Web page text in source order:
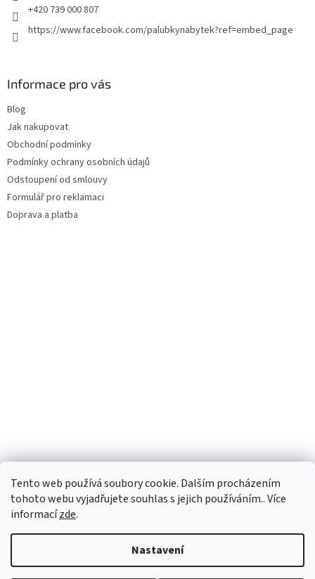
Tento web používá soubory cookie. Dalším procházením
tohoto webu vyjadřujete souhlas s jejich používáním.. Více
informacízde.
Nastavení
+420 739 000 807
https://www.facebook.com/palubkynabytek?ref=embed_page
Informace pro vás
Blog
Jak nakupovat
Obchodní podmínky
Podmínky ochrany osobních údajů
Odstoupení od smlouvy
Formulář pro reklamaci
Doprava a platba
Facebook